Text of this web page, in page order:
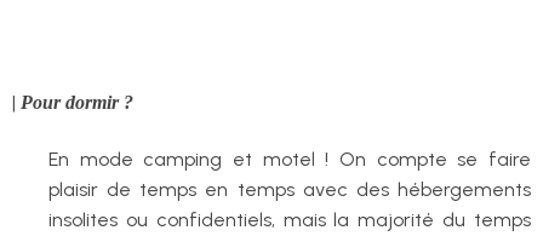
| Pour dormir ?
En mode camping et motel ! On compte se faire
plaisir de temps en temps avec des hébergements
insolites ou confidentiels, mais la majorité du temps